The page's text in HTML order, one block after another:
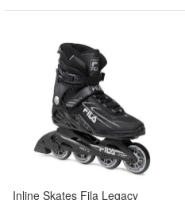
Inline Skates Fila Legacy